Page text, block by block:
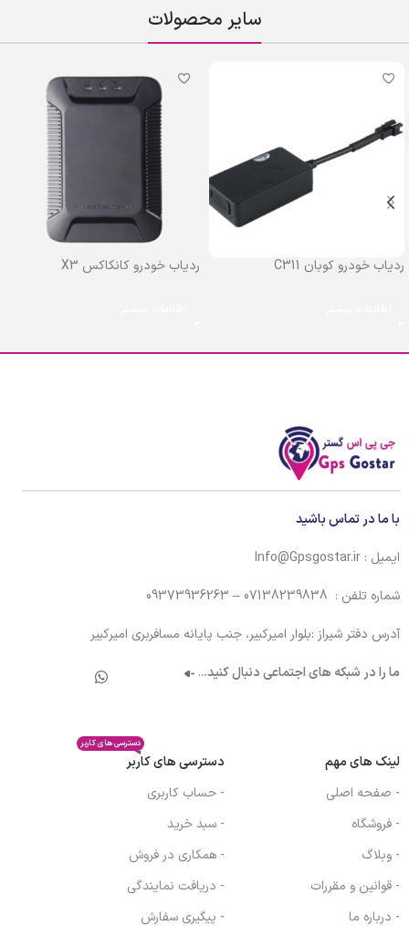
سایر محصولات
ردیاب خودرو کوبان C311 ردیاب خودرو کانکاکس X3
با ما در تماس باشید
ایمیل : Info@Gpsgostar.ir
شماره تلفن : 07138239838 – 09373936263
آدرس دفتر شیراز :بلوار امیرکبیر، جنب پایانه مسافربری امیرکبیر
ما را در شبکه های اجتماعی دنبال کنید...
لینک های مهم
- صفحه اصلی
- فروشگاه
- وبلاگ
- قوانین و مقررات
- درباره ما
دسترسی های کاربر
دسترسی های کاربر
- حساب کاربری
- سبد خرید
- همکاری در فروش
- دریافت نمایندگی
- پیگیری سفارش